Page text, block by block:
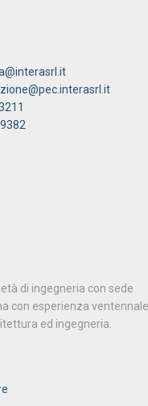
di ingegneria con sede
con esperienza
ed ingegneria.